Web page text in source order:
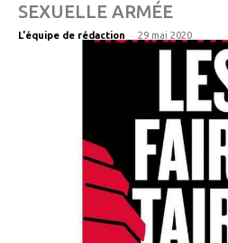
SEXUELLE ARMÉE
L'équipe de rédaction - 29 mai 2020